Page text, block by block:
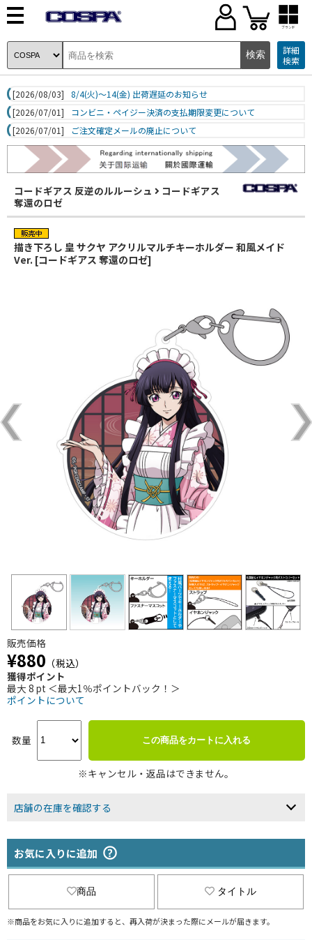
ブランド
詳細
検索
[2026/08/03]
8/4(火)～14(金) 出荷遅延のお知らせ
[2026/07/01]
コンビニ・ペイジー決済の支払期限変更について
[2026/07/01]
ご注文確定メールの廃止について
コードギアス 反逆のルルーシュ
コードギアス
奪還のロゼ
描き下ろし 皇 サクヤ アクリルマルチキーホルダー 和風メイド
Ver. [コードギアス 奪還のロゼ]
販売価格
¥880 （税込）
獲得ポイント
最大 8 pt ＜最大1％ポイントバック！＞
ポイントについて
数量 この商品をカートに入れる
※キャンセル・返品はできません。
店舗の在庫を確認する
お気に入りに追加
商品 タイトル
※商品をお気に入りに追加すると、再入荷が決まった際にメールが届きます。